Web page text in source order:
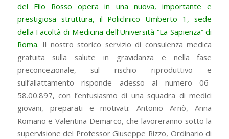
del Filo Rosso opera in una nuova, importante e
prestigiosa struttura, il Policlinico Umberto 1, sede
della Facoltà di Medicina dell’Università “La Sapienza” di
Roma. Il nostro storico servizio di consulenza medica
gratuita sulla salute in gravidanza e nella fase
preconcezionale, sul rischio riproduttivo e
sull’allattamento risponde adesso al numero 06-
58.00.897, con l’entusiasmo di una squadra di medici
giovani, preparati e motivati: Antonio Arnò, Anna
Romano e Valentina Demarco, che lavoreranno sotto la
supervisione del Professor Giuseppe Rizzo, Ordinario di